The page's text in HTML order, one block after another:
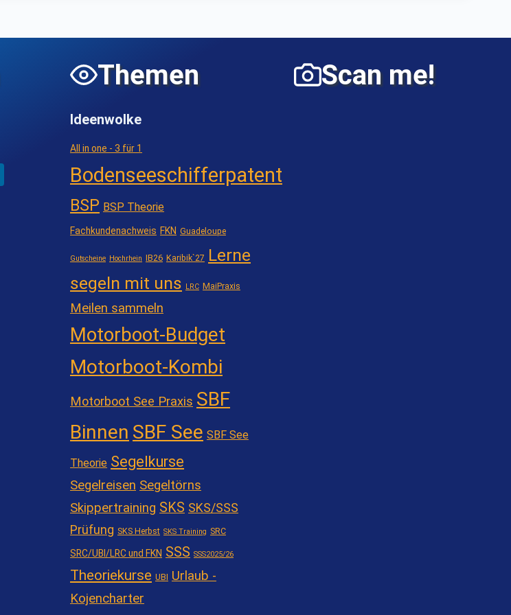
Themen
Ideenwolke
All in one - 3 für 1
Bodenseeschifferpatent
BSP BSP Theorie
Fachkundenachweis FKN Guadeloupe
Gutscheine Hochrhein IB26 Karibik`27 Lerne
segeln mit uns
LRC MaiPraxis
Meilen sammeln
Motorboot-Budget
Motorboot-Kombi
Motorboot See Praxis SBF
Binnen SBF See SBF See
Theorie Segelkurse
Segelreisen Segeltörns
Skippertraining SKS SKS/SSS
Prüfung SKS Herbst SKS Training SRC
SRC/UBI/LRC und FKN SSS SSS2025/26
Theoriekurse UBI Urlaub -
Kojencharter
Scan me!